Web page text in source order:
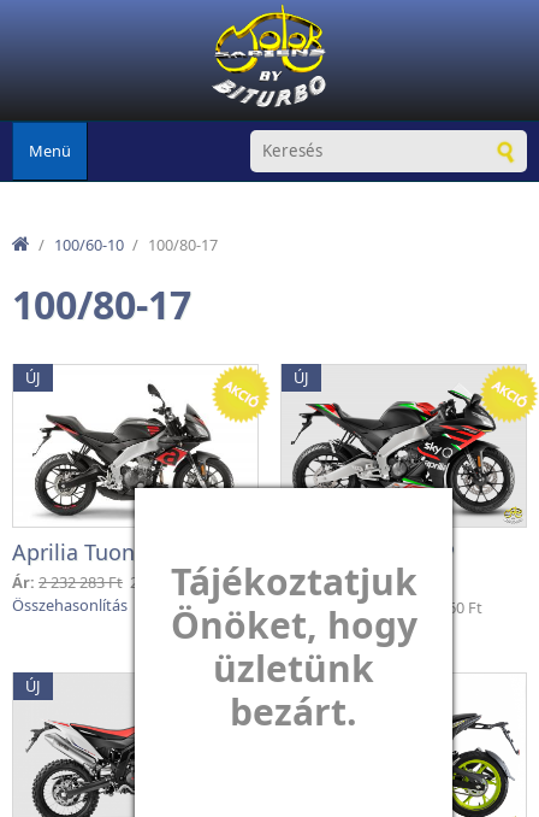
Tájékoztatjuk
Önöket, hogy
üzletünk
bezárt.
Menü
/ 100/60-10 / 100/80-17
100/80-17
ÚJ
Aprilia Tuono 125 E5
Ár: 2 232 283 Ft 2 132 283 Ft
ÚJ
Aprilia RS 125 GP
Replica E5
2 437 160 Ft 2 337 160 Ft
ÚJ ÚJ